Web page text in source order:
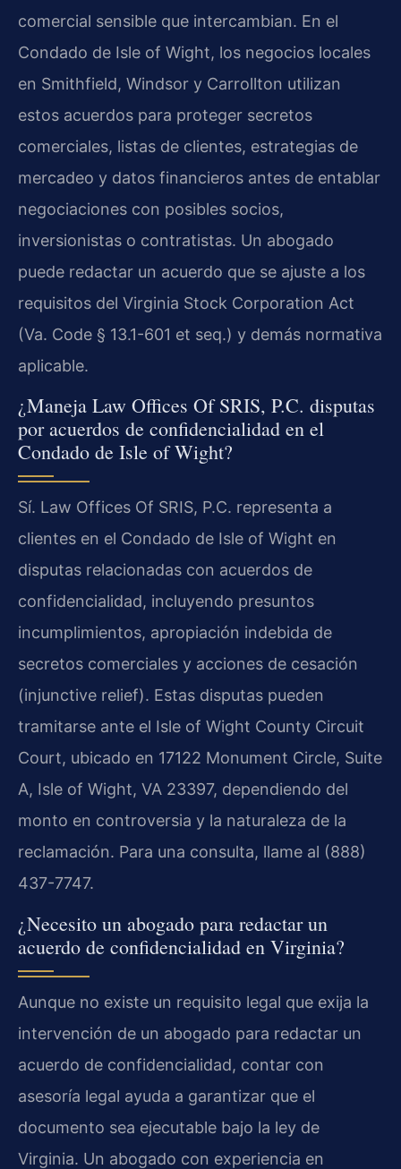
comercial sensible que intercambian. En el
Condado de Isle of Wight, los negocios locales
en Smithfield, Windsor y Carrollton utilizan
estos acuerdos para proteger secretos
comerciales, listas de clientes, estrategias de
mercadeo y datos financieros antes de entablar
negociaciones con posibles socios,
inversionistas o contratistas. Un abogado
puede redactar un acuerdo que se ajuste a los
requisitos del Virginia Stock Corporation Act
(Va. Code § 13.1-601 et seq.) y demás normativa
aplicable.
¿Maneja Law Offices Of SRIS, P.C. disputas
por acuerdos de confidencialidad en el
Condado de Isle of Wight?
Sí. Law Offices Of SRIS, P.C. representa a
clientes en el Condado de Isle of Wight en
disputas relacionadas con acuerdos de
confidencialidad, incluyendo presuntos
incumplimientos, apropiación indebida de
secretos comerciales y acciones de cesación
(injunctive relief). Estas disputas pueden
tramitarse ante el Isle of Wight County Circuit
Court, ubicado en 17122 Monument Circle, Suite
A, Isle of Wight, VA 23397, dependiendo del
monto en controversia y la naturaleza de la
reclamación. Para una consulta, llame al (888)
437-7747.
¿Necesito un abogado para redactar un
acuerdo de confidencialidad en Virginia?
Aunque no existe un requisito legal que exija la
intervención de un abogado para redactar un
acuerdo de confidencialidad, contar con
asesoría legal ayuda a garantizar que el
documento sea ejecutable bajo la ley de
Virginia. Un abogado con experiencia en